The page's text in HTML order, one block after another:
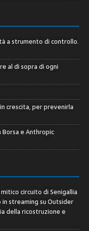
a strumento di controllo.
al di sopra di ogni
crescita, per prevenirla
e Anthropic
circuito di Senigallia
in streaming su Outsider
della ricostruzione e